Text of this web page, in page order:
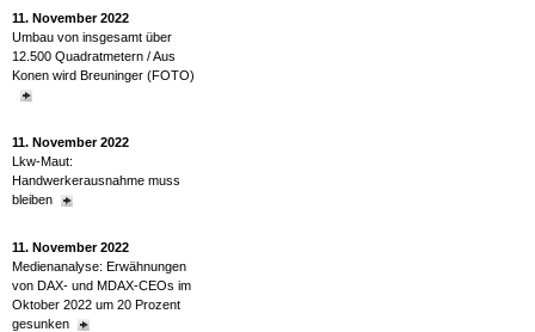
11. November 2022
Umbau von insgesamt über
12.500 Quadratmetern / Aus
Konen wird Breuninger (FOTO)
11. November 2022
Lkw-Maut:
Handwerkerausnahme muss
bleiben
11. November 2022
Medienanalyse: Erwähnungen
von DAX- und MDAX-CEOs im
Oktober 2022 um 20 Prozent
gesunken